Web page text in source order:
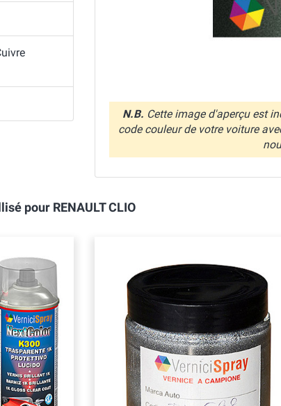
N.B. Cette image d'aperçu est
code couleur de votre voiture
pour RENAULT CLIO